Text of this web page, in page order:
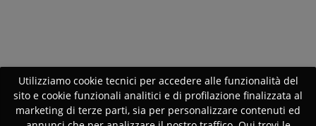
Utilizziamo cookie tecnici per accedere alle funzionalità del
sito e cookie funzionali analitici e di profilazione finalizzata al
marketing di terze parti, sia per personalizzare contenuti ed